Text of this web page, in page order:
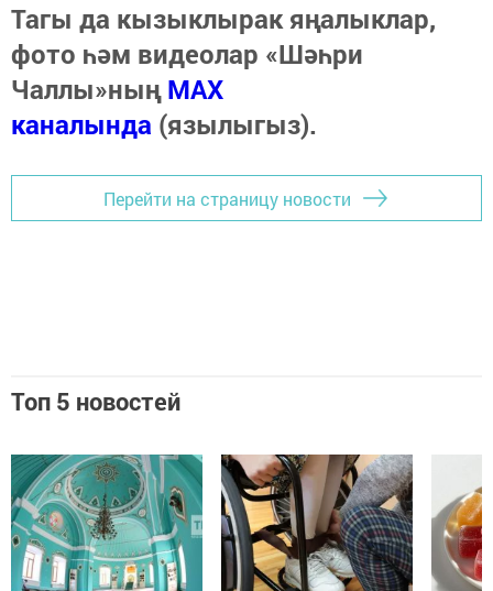
Тагы да кызыклырак яңалыклар,
фото һәм видеолар «Шәһри
Чаллы»ныңMAX
каналында (язылыгыз).
Перейти на страницу новости
Топ 5 новостей